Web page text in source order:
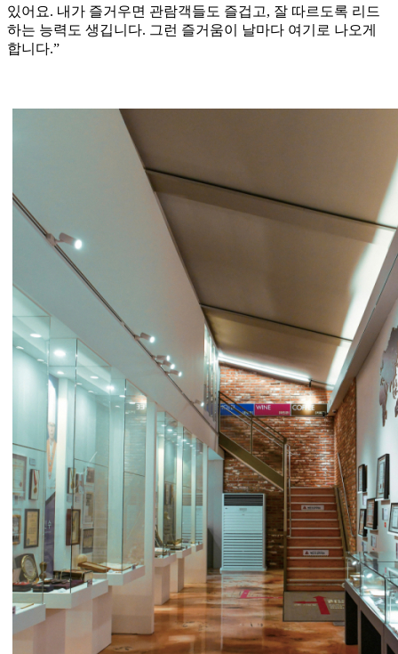
있어요. 내가 즐거우면 관람객들도 즐겁고, 잘 따르도록 리드
하는 능력도 생깁니다. 그런 즐거움이 날마다 여기로 나오게
합니다.”